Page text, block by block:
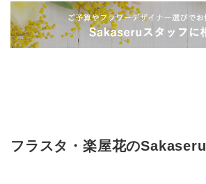
フラスタ・楽屋花のSakaseru